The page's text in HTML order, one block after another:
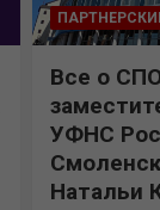
Все о
УФНС
Натальи